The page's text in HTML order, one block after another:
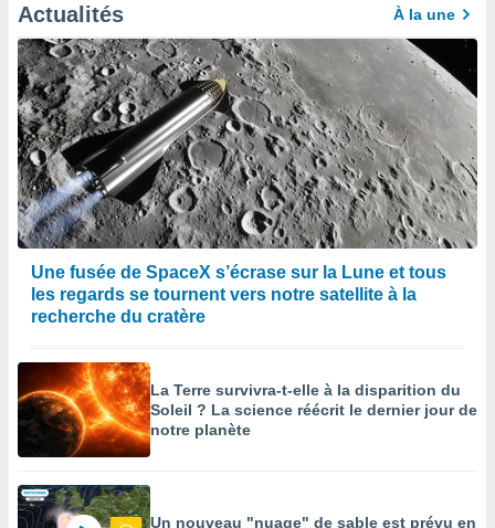
Actualités À la une
Une fusée de SpaceX s’écrase sur la Lune et tous
les regards se tournent vers notre satellite à la
recherche du cratère
La Terre survivra-t-elle à la disparition du
Soleil ? La science réécrit le dernier jour de
notre planète
Un nouveau "nuage" de sable est prévu en